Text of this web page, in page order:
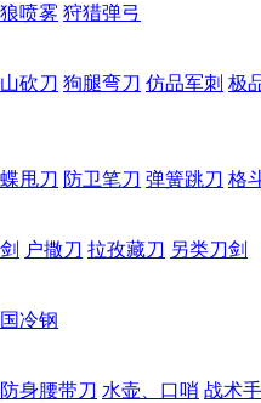
喷雾 狩猎弹弓
砍刀 狗腿弯刀 仿品军刺 极
甩刀 防卫笔刀 弹簧跳刀 格
户撒刀 拉孜藏刀 另类刀剑
冷钢
防身腰带刀 水壶、口哨 战术